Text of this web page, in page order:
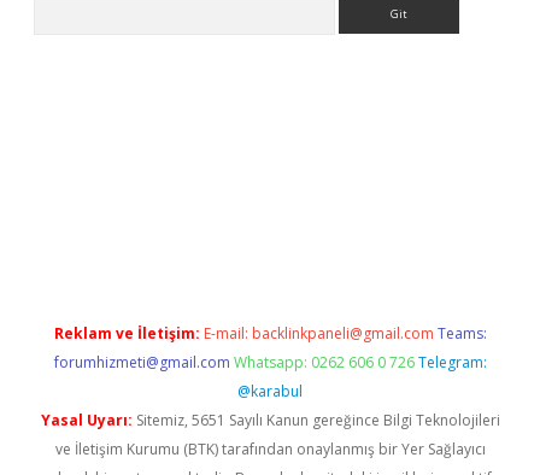
Reklam ve İletişim: E-mail: backlinkpaneli@gmail.com Teams:
forumhizmeti@gmail.com Whatsapp: 0262 606 0 726 Telegram:
@karabul
Yasal Uyarı: Sitemiz, 5651 Sayılı Kanun gereğince Bilgi Teknolojileri
ve İletişim Kurumu (BTK) tarafından onaylanmış bir Yer Sağlayıcı